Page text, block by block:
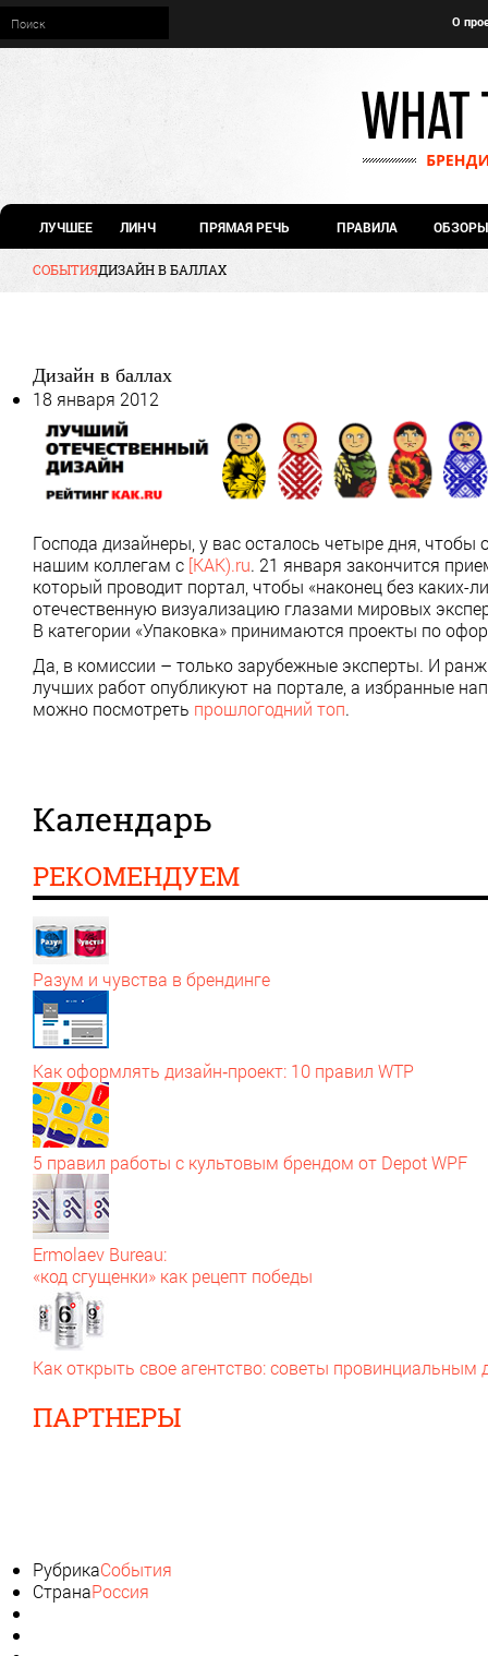
О
ЛУЧШЕЕ ЛИНЧ ПРЯМАЯ РЕЧЬ ПРАВИЛА ОБЗОРЫ
СОБЫТИЯДИЗАЙН В БАЛЛАХ
Дизайн в баллах
18 января 2012
Господа дизайнеры, у вас осталось четыре дня,
нашим коллегам с [KAK).ru. 21 января закончится
который проводит портал, чтобы «наконец без каких-
отечественную визуализацию глазами мировых
В категории «Упаковка» принимаются проекты по
Да, в комиссии – только зарубежные эксперты. И
лучших работ опубликуют на портале, а избранные
можно посмотреть прошлогодний топ.
Календарь
РЕКОМЕНДУЕМ
Разум и чувства в брендинге
Как оформлять дизайн‑проект: 10 правил WTP
5 правил работы с культовым брендом от Depot WPF
Ermolaev Bureau:
«код сгущенки» как рецепт победы
Как открыть свое агентство: советы провинциальным
ПАРТНЕРЫ
РубрикаСобытия
СтранаРоссия